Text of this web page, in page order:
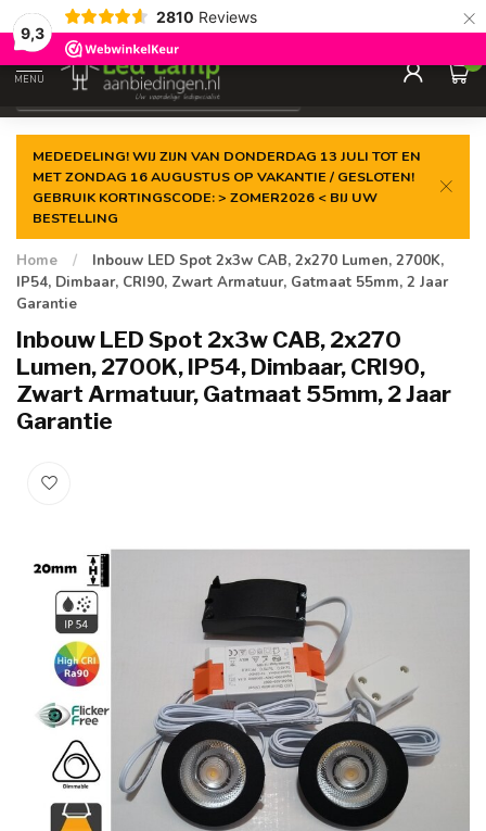
9,3
2810 Reviews ×
Gegarandeerde delaagste prijs
MENU
0
MEDEDELING! WIJ ZIJN VAN DONDERDAG 13 JULI TOT EN
MET ZONDAG 16 AUGUSTUS OP VAKANTIE / GESLOTEN!
GEBRUIK KORTINGSCODE: > ZOMER2026 < BIJ UW
BESTELLING
Home /
Inbouw LED Spot 2x3w CAB, 2x270 Lumen, 2700K,
IP54, Dimbaar, CRI90, Zwart Armatuur, Gatmaat 55mm, 2 Jaar
Garantie
Inbouw LED Spot 2x3w CAB, 2x270
Lumen, 2700K, IP54, Dimbaar, CRI90,
Zwart Armatuur, Gatmaat 55mm, 2 Jaar
Garantie